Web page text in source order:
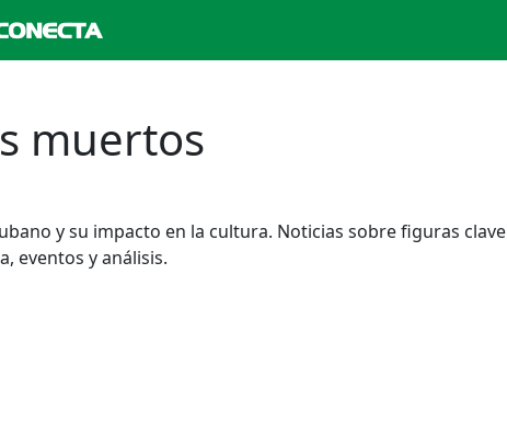
muertos
y su impacto en la cultura. Noticias sobre figuras clave
eventos y análisis.